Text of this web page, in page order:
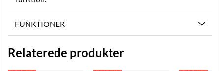
FUNKTIONER
Relaterede produkter